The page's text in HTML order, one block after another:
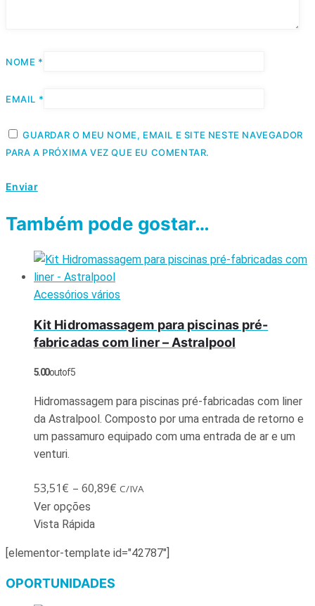
NOME *
EMAIL *
GUARDAR O MEU NOME, EMAIL E SITE NESTE NAVEGADOR
PARA A PRÓXIMA VEZ QUE EU COMENTAR.
Também pode gostar…
Acessórios vários
Kit Hidromassagem para piscinas pré-
fabricadas com liner – Astralpool
5.00out of 5
Hidromassagem para piscinas pré-fabricadas com liner
da Astralpool. Composto por uma entrada de retorno e
um passamuro equipado com uma entrada de ar e um
venturi.
53,51€ – 60,89€ C/IVA
Ver opções
Vista Rápida
[elementor-template id="42787"]
OPORTUNIDADES